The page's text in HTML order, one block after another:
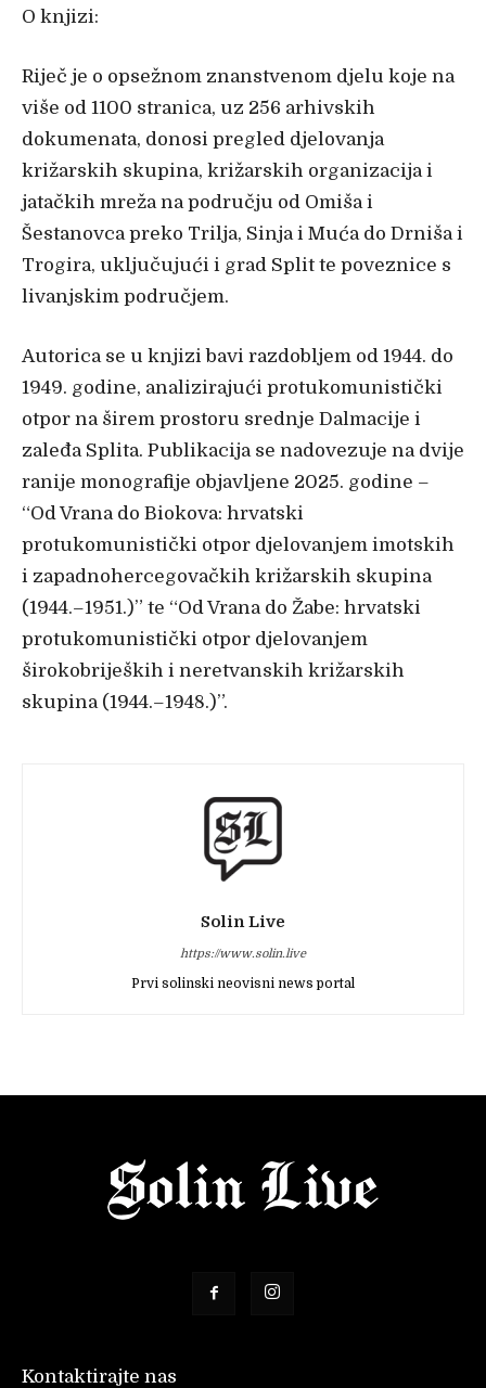
O knjizi:
Riječ je o opsežnom znanstvenom djelu koje na
više od 1100 stranica, uz 256 arhivskih
dokumenata, donosi pregled djelovanja
križarskih skupina, križarskih organizacija i
jatačkih mreža na području od Omiša i
Šestanovca preko Trilja, Sinja i Muća do Drniša i
Trogira, uključujući i grad Split te poveznice s
livanjskim područjem.
Autorica se u knjizi bavi razdobljem od 1944. do
1949. godine, analizirajući protukomunistički
otpor na širem prostoru srednje Dalmacije i
zaleđa Splita. Publikacija se nadovezuje na dvije
ranije monografije objavljene 2025. godine –
“Od Vrana do Biokova: hrvatski
protukomunistički otpor djelovanjem imotskih
i zapadnohercegovačkih križarskih skupina
(1944.–1951.)” te “Od Vrana do Žabe: hrvatski
protukomunistički otpor djelovanjem
širokobrijeških i neretvanskih križarskih
skupina (1944.–1948.)”.
Solin Live
https://www.solin.live
Prvi solinski neovisni news portal
Kontaktirajte nas